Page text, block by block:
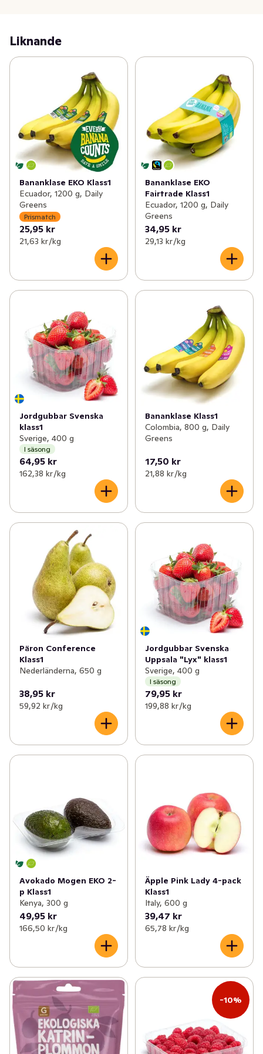
bananer är fyllda av mineraler och vitaminer. De är fria
från bekämpningsmedel och gifter och du bidrar till en
bättre miljö där bananen produceras.
Recepttips: bananbröd!
Banan eko klass1
Liknande
Bananklase EKO Klass1
Ecuador, 1200 g, Daily
Greens
Prismatch
25,95 kr
21,63 kr /kg
Bananklase EKO
Fairtrade Klass1
Ecuador, 1200 g, Daily
Greens
34,95 kr
29,13 kr /kg
Jordgubbar Svenska
klass1
Sverige, 400 g
I säsong
64,95 kr
162,38 kr /kg
Bananklase Klass1
Colombia, 800 g, Daily
Greens
17,50 kr
21,88 kr /kg
Päron Conference
Klass1
Nederländerna, 650 g
38,95 kr
59,92 kr /kg
Jordgubbar Svenska
Uppsala "Lyx" klass1
Sverige, 400 g
I säsong
79,95 kr
199,88 kr /kg
Avokado Mogen EKO 2-
p Klass1
Kenya, 300 g
49,95 kr
166,50 kr /kg
Äpple Pink Lady 4-pack
Klass1
Italy, 600 g
39,47 kr
65,78 kr /kg
-10%